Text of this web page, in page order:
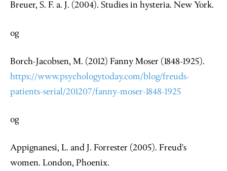
Breuer, S. F. a. J. (2004). Studies in hysteria. New York.
og
Borch-Jacobsen, M. (2012) Fanny Moser (1848-1925).
https://www.psychologytoday.com/blog/freuds-
patients-serial/201207/fanny-moser-1848-1925
og
Appignanesi, L. and J. Forrester (2005). Freud's
women. London, Phoenix.